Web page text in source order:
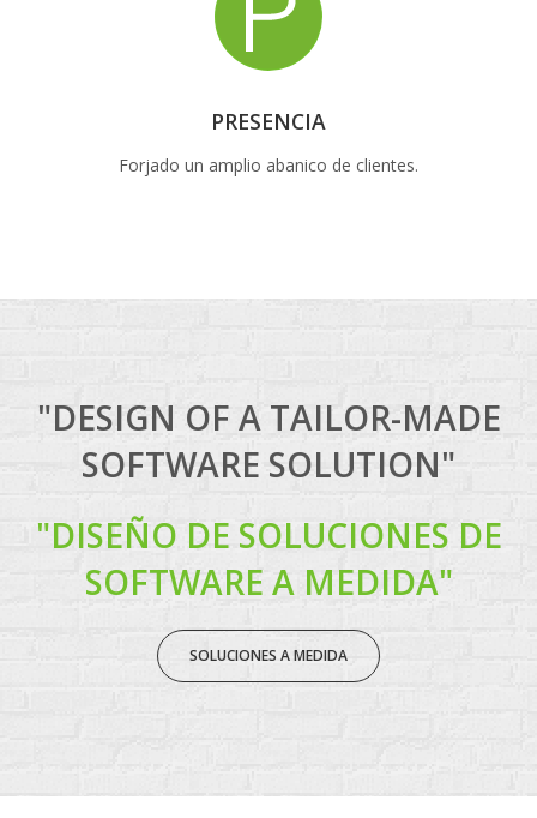
PRESENCIA
Forjado un amplio abanico de clientes.
"DESIGN OF A TAILOR-MADE
SOFTWARE SOLUTION"
"DISEÑO DE SOLUCIONES DE
SOFTWARE A MEDIDA"
SOLUCIONES A MEDIDA